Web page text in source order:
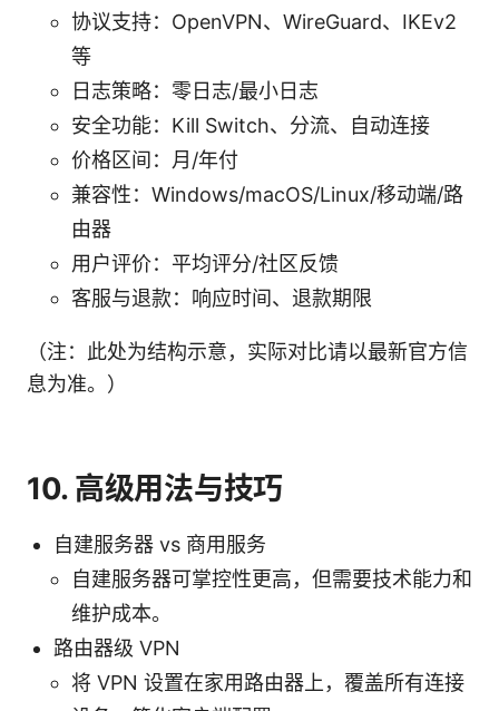
协议支持：OpenVPN、WireGuard、IKEv2
等
日志策略：零日志/最小日志
安全功能：Kill Switch、分流、自动连接
价格区间：月/年付
兼容性：Windows/macOS/Linux/移动端/路
由器
用户评价：平均评分/社区反馈
客服与退款：响应时间、退款期限
（注：此处为结构示意，实际对比请以最新官方信
息为准。）
10. 高级用法与技巧
自建服务器 vs 商用服务
自建服务器可掌控性更高，但需要技术能力和
维护成本。
路由器级 VPN
将 VPN 设置在家用路由器上，覆盖所有连接